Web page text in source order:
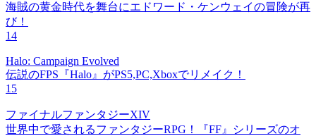
海賊の黄金時代を舞台にエドワード・ケンウェイの冒険が再
び！
14
Halo: Campaign Evolved
伝説のFPS『Halo』がPS5,PC,Xboxでリメイク！
15
ファイナルファンタジーXIV
世界中で愛されるファンタジーRPG！『FF』シリーズのオ